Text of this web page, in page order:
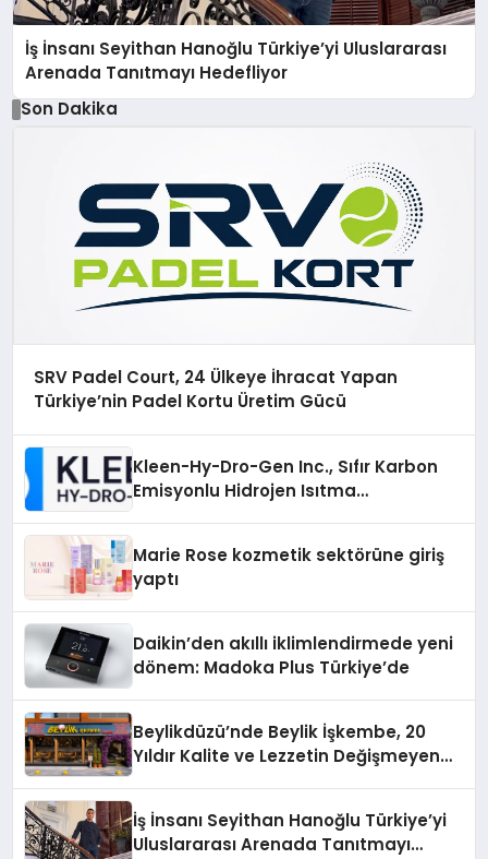
İş İnsanı Seyithan Hanoğlu Türkiye’yi Uluslararası
Arenada Tanıtmayı Hedefliyor
Son Dakika
SRV Padel Court, 24 Ülkeye İhracat Yapan
Türkiye’nin Padel Kortu Üretim Gücü
Kleen-Hy-Dro-Gen Inc., Sıfır Karbon
Emisyonlu Hidrojen Isıtma
Marie Rose kozmetik sektörüne giriş
yaptı
Daikin’den akıllı iklimlendirmede yeni
dönem: Madoka Plus Türkiye’de
Beylikdüzü’nde Beylik İşkembe, 20
Yıldır Kalite ve Lezzetin Değişmeyen
İş İnsanı Seyithan Hanoğlu Türkiye’yi
Uluslararası Arenada Tanıtmayı